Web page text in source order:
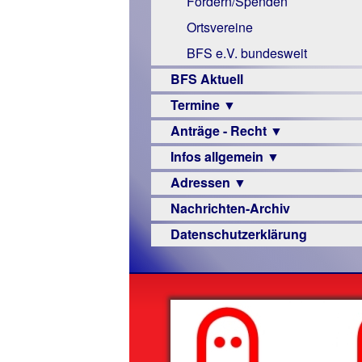
Links
Ortsvereine
BFS e.V. bundesweit
BFS Aktuell
Termine ▼
Veranstaltungsprogramme
Anträge - Recht ▼
Archiv
Urteile
Infos allgemein ▼
Sehbehinderung
Frühförderung
Schule
–
Beruf
Senioren
Hilfsmittel
Adressen ▼
Augenoptiker
Berufsbildungswerke
Hörbüchereien
Reha-
Nachrichten-Archiv
Datenschutzerklärung